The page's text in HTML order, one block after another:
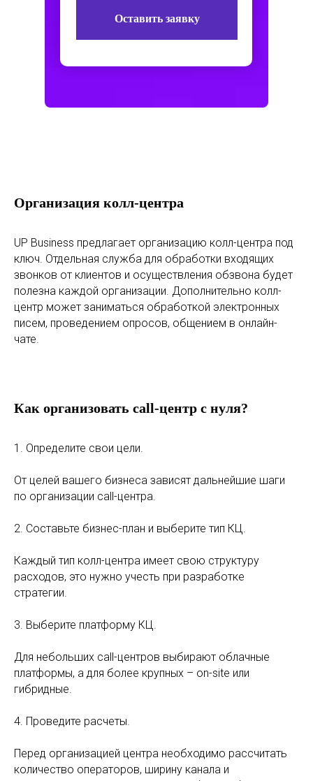
Оставить заявку
Организация колл-центра
UP Business предлагает организацию колл-центра под
ключ. Отдельная служба для обработки входящих
звонков от клиентов и осуществления обзвона будет
полезна каждой организации. Дополнительно колл-
центр может заниматься обработкой электронных
писем, проведением опросов, общением в онлайн-
чате.
Как организовать call-центр с нуля?
1. Определите свои цели.
От целей вашего бизнеса зависят дальнейшие шаги
по организации call-центра.
2. Составьте бизнес-план и выберите тип КЦ.
Каждый тип колл-центра имеет свою структуру
расходов, это нужно учесть при разработке
стратегии.
3. Выберите платформу КЦ.
Для небольших call-центров выбирают облачные
платформы, а для более крупных – on-site или
гибридные.
4. Проведите расчеты.
Перед организацией центра необходимо рассчитать
количество операторов, ширину канала и